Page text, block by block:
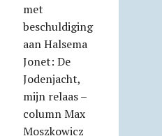
Jonet: De
Jodenjacht,
mijn relaas –
column Max
Moszkowicz